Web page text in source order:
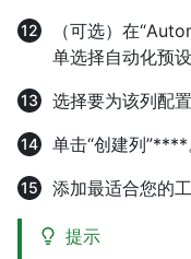
（可选）在
单选择自动化预设
选择要为该列配
单击“创建列”****
添加最适合您的
提示